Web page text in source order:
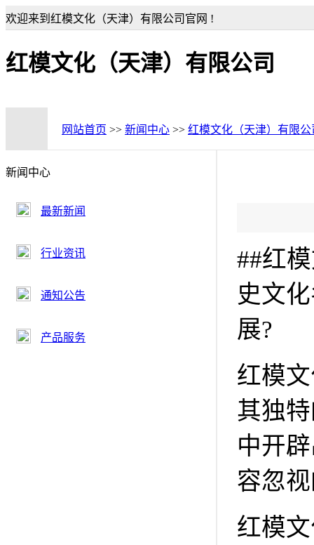
欢迎来到红模文化（天津）有限公司官网 !
红模文化（天津）有限公司
网站首页 >> 新闻中心 >> 红模文化（天津）有限公
新闻中心
最新新闻
行业资讯
通知公告
产品服务
##红
史文
展?
红模
其独
中开
容忽
红模